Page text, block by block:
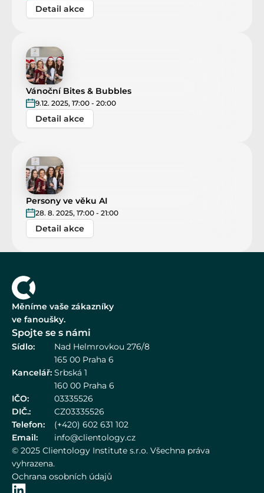
Měníme vaše zákazníky
ve fanoušky.
Spojte se s námi
Sídlo:
Nad Helmrovkou 276/8
165 00 Praha 6
Kancelář: Srbská 1
160 00 Praha 6
IČO:
03335526
DIČ.:
CZ03335526
Telefon:
(+420) 602 631 102
Email:
info@clientology.cz
© 2025 Clientology Institute s.r.o. Všechna práva
vyhrazena.
Ochrana osobních údajů
Detail akce
Vánoční Bites & Bubbles
9.12. 2025, 17:00 - 20:00
Detail akce
Persony ve věku AI
28. 8. 2025, 17:00 - 21:00
Detail akce